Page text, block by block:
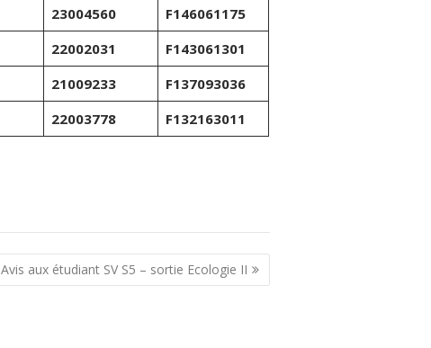
23004560
F146061175
22002031 F143061301
21009233
F137093036
22003778
F132163011
Avis aux étudiant SV S5 – sortie Ecologie II